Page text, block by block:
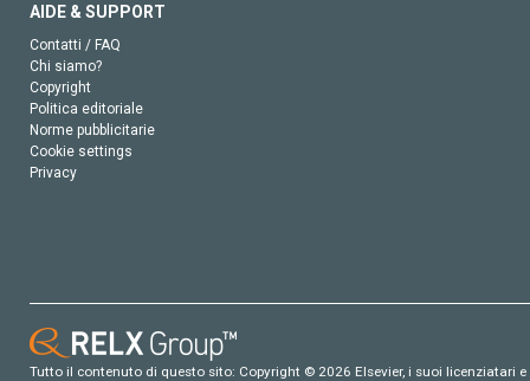
AIDE & SUPPORT
Contatti / FAQ
Chi siamo?
Copyright
Politica editoriale
Norme pubblicitarie
Cookie settings
Privacy
Tutto il contenuto di questo sito: Copyright © 2026 Elsevier, i suoi